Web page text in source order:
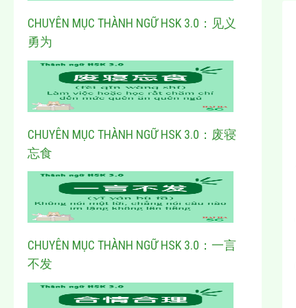
CHUYÊN MỤC THÀNH NGỮ HSK 3.0：见义
勇为
CHUYÊN MỤC THÀNH NGỮ HSK 3.0：废寝
忘食
CHUYÊN MỤC THÀNH NGỮ HSK 3.0：一言
不发